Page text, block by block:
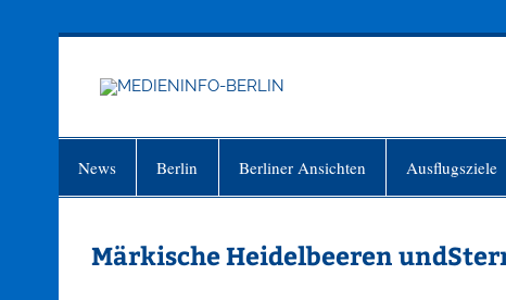
News Berlin Berliner Ansichten Ausflugsziele
Märkische Heidelbeeren